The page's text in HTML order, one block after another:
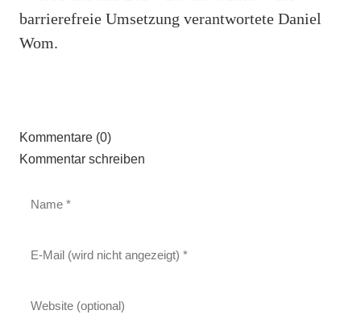
barrierefreie Umsetzung verantwortete Daniel
Wom.
Kommentare (0)
Kommentar schreiben